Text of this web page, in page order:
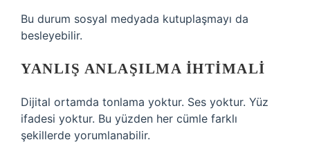
Bu durum sosyal medyada kutuplaşmayı da
besleyebilir.
YANLIŞ ANLAŞILMA İHTIMALI
Dijital ortamda tonlama yoktur. Ses yoktur. Yüz
ifadesi yoktur. Bu yüzden her cümle farklı
şekillerde yorumlanabilir.